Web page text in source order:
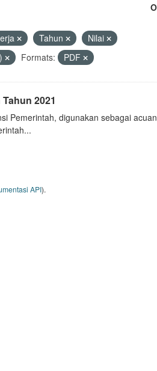
Tahun
Nilai
Formats: PDF
2021
Pemerintah, digunakan sebagai
API).